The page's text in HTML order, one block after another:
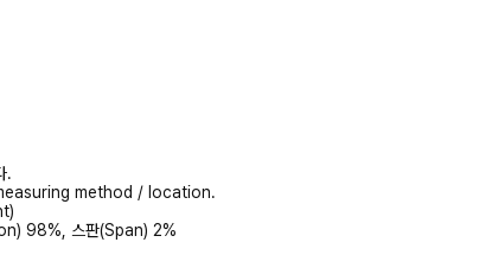
.
method / location.
98%, 스판(Span) 2%